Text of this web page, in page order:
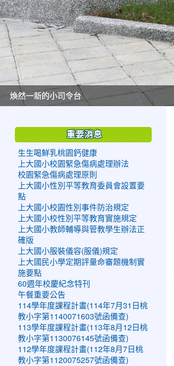
美麗的操場是我們活力的來源
美麗的操場是我們活力的來源
煥然一新的小司令台
煥然一新的小司令台
富含桃園埤塘田園風光意象的中廊
富含桃園埤塘田園風光意象的中廊
嶄新的中庭廣場
嶄新的中庭廣場
水生池生生不息
水生池生生不息
重要消息
生生喝鮮乳桃園鈣健康
上大國小校園緊急傷病處理辦法
校園緊急傷病處理原則
上大國小性別平等教育委員會設置要
點
上大國小校園性別事件防治規定
上大國小校性別平等教育實施規定
上大國小教師輔導與管教學生辦法正
確版
上大國小服裝儀容(服儀)規定
上大國民小學定期評量命審題機制實
施要點
60週年校慶紀念特刊
午餐重要公告
114學年度課程計畫(114年7月31日桃
教小字第1140071603號函備查)
113學年度課程計畫(113年8月12日桃
教小字第1130076145號函備查)
112學年度課程計畫(112年8月7日桃
教小字第1120075257號函備查)